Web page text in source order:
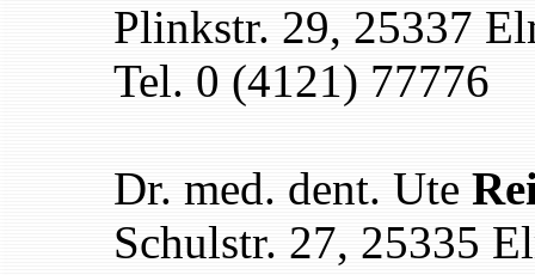
Plinkstr. 29, 25337
Tel. 0 (4121) 77776
Dr. med. dent. Ute
Schulstr. 27, 25335